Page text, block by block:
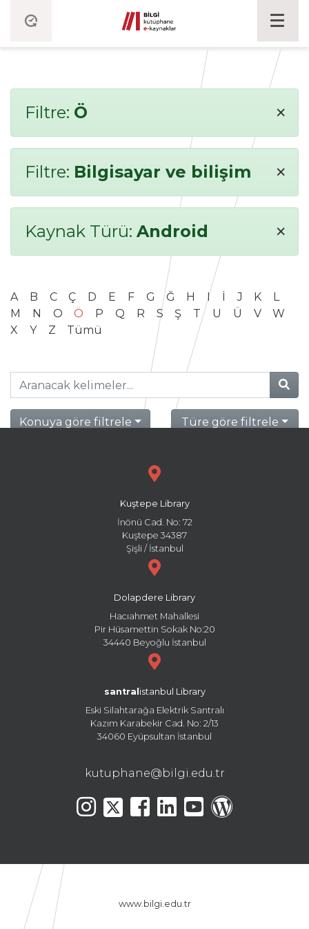
Filtre: Ö ×
Filtre: Bilgisayar ve bilişim ×
Kaynak Türü: Android ×
A B C Ç D E F G Ğ H I İ J K
L
M
N O Ö P Q R S Ş T U Ü V
W
X
Y Z Tümü
Konuya göre filtrele Türe göre filtrele
Kuştepe Library
İnönü Cad. No: 72
Kuştepe 34387
Şişli / İstanbul
Dolapdere Library
Hacıahmet Mahallesi
Pir Hüsamettin Sokak No:20
34440 Beyoğlu İstanbul
santral istanbul Library
Eski Silahtarağa Elektrik Santralı
Kazım Karabekir Cad. No: 2/13
34060 Eyüpsultan İstanbul
kutuphane@bilgi.edu.tr
www.bilgi.edu.tr